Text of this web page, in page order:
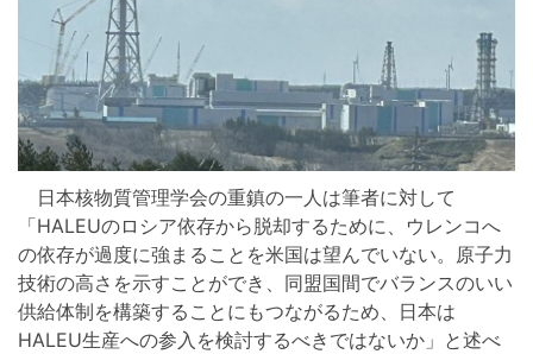
日本核物質管理学会の重鎮の一人は筆者に対して
「HALEUのロシア依存から脱却するために、ウレンコへ
の依存が過度に強まることを米国は望んでいない。原子力
技術の高さを示すことができ、同盟国間でバランスのいい
供給体制を構築することにもつながるため、日本は
HALEU生産への参入を検討するべきではないか」と述べ